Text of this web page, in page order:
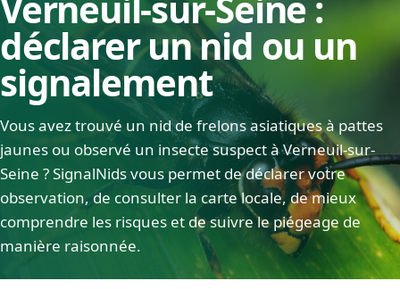
déclarer un nid ou un
signalement
Vous avez trouvé un nid de frelons asiatiques à pattes
jaunes ou observé un insecte suspect à Verneuil-sur-
Seine ? SignalNids vous permet de déclarer votre
observation, de consulter la carte locale, de mieux
comprendre les risques et de suivre le piégeage de
manière raisonnée.